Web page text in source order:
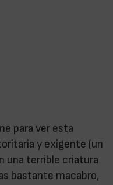
para ver esta
y exigente (un
una terrible criatura
bastante macabro,